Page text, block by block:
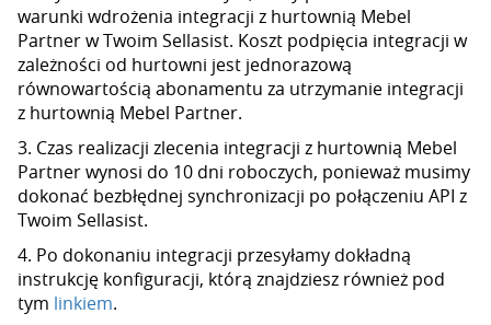
warunki wdrożenia integracji z hurtownią Mebel
Partner w Twoim Sellasist. Koszt podpięcia integracji w
zależności od hurtowni jest jednorazową
równowartością abonamentu za utrzymanie integracji
z hurtownią Mebel Partner.
3. Czas realizacji zlecenia integracji z hurtownią Mebel
Partner wynosi do 10 dni roboczych, ponieważ musimy
dokonać bezbłędnej synchronizacji po połączeniu API z
Twoim Sellasist.
4. Po dokonaniu integracji przesyłamy dokładną
instrukcję konfiguracji, którą znajdziesz również pod
tym linkiem.